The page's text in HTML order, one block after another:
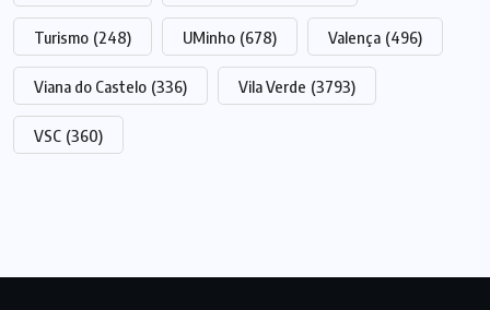
Turismo (248) UMinho (678) Valença (496)
Viana do Castelo (336) Vila Verde (3793)
VSC (360)